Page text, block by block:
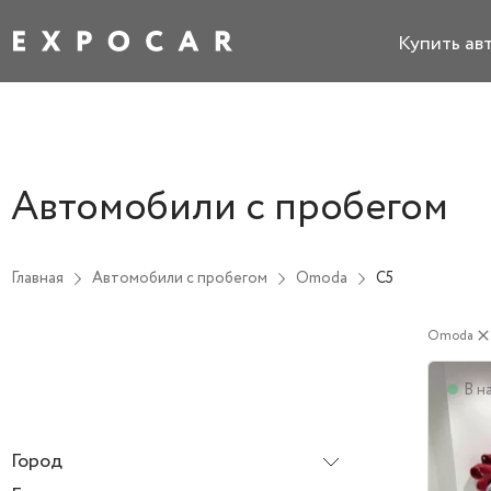
Купить
Автомобили с пробегом
Главная Автомобили с пробегом Omoda C5
Город
Omoda close
В